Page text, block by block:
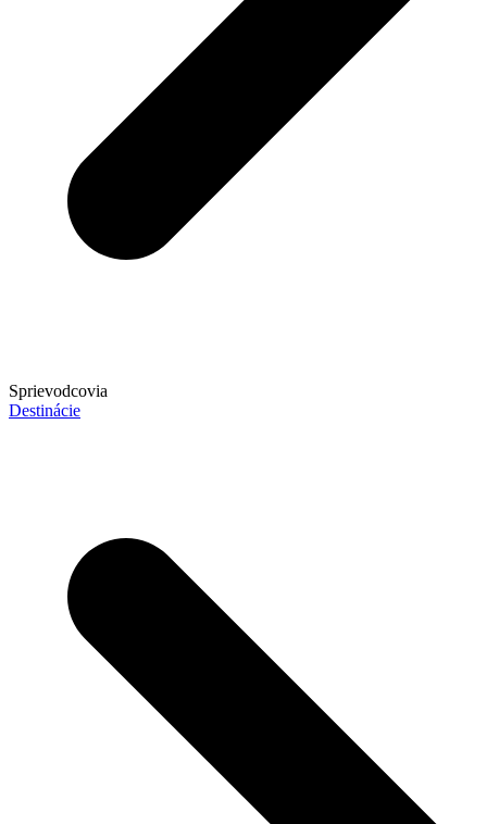
Sprievodcovia
Destinácie